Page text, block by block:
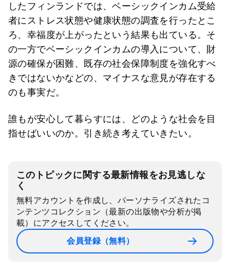
したフィンランドでは、ベーシックインカム受給
者にストレス状態や健康状態の調査を行ったとこ
ろ、幸福度が上がったという結果も出ている。そ
の一方でベーシックインカムの導入について、財
源の確保が困難、既存の社会保障制度を強化すべ
きではないかなどの、マイナスな意見が存在する
のも事実だ。
誰もが安心して暮らすには、どのような社会を目
指せばいいのか。引き続き考えていきたい。
このトピックに関する最新情報をお見逃しな
く
無料アカウントを作成し、パーソナライズされたコ
ンテンツコレクション（最新の出版物や分析が掲
載）にアクセスしてください。
会員登録（無料）